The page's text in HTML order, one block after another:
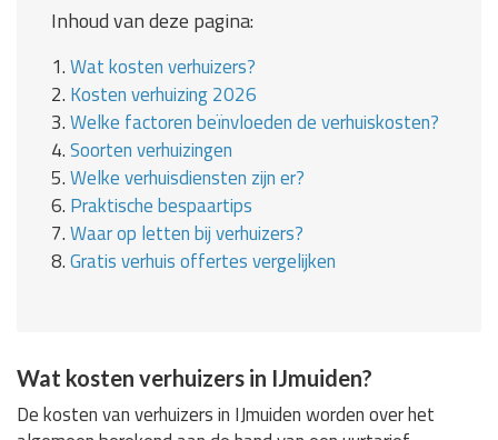
Inhoud van deze pagina:
1.Wat kosten verhuizers?
2. Kosten verhuizing 2026
3.Welke factoren beïnvloeden de verhuiskosten?
4.Soorten verhuizingen
5.Welke verhuisdiensten zijn er?
6. Praktische bespaartips
7.Waar op letten bij verhuizers?
8.Gratis verhuis offertes vergelijken
Wat kosten verhuizers in IJmuiden?
De kosten van verhuizers in IJmuiden worden over het